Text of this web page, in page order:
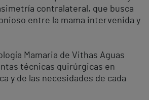
contralateral, que busca
entre la mama intervenida y
Mamaria de Vithas Aguas
técnicas quirúrgicas en
y de las necesidades de cada